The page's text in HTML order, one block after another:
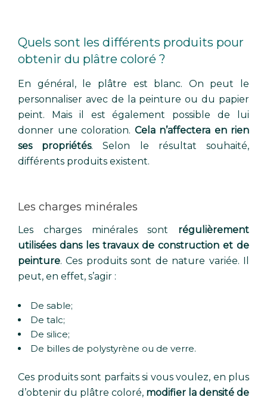
Quels sont les différents produits pour
obtenir du plâtre coloré ?
En général, le plâtre est blanc. On peut le
personnaliser avec de la peinture ou du papier
peint. Mais il est également possible de lui
donner une coloration. Cela n’affectera en rien
ses propriétés. Selon le résultat souhaité,
différents produits existent.
Les charges minérales
Les charges minérales sont régulièrement
utilisées dans les travaux de construction et de
peinture. Ces produits sont de nature variée. Il
peut, en effet, s’agir :
De sable;
De talc;
De silice;
De billes de polystyrène ou de verre.
Ces produits sont parfaits si vous voulez, en plus
d’obtenir du plâtre coloré, modifier la densité de